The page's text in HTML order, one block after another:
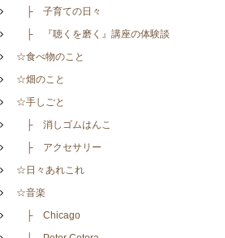
├ 子育ての日々
├ 『聴くを磨く』講座の体験談
☆食べ物のこと
☆畑のこと
☆手しごと
├ 消しゴムはんこ
├ アクセサリー
☆日々あれこれ
☆音楽
├ Chicago